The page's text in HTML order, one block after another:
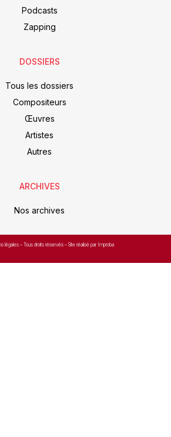
Podcasts
Zapping
DOSSIERS
Tous les dossiers
Compositeurs
Œuvres
Artistes
Autres
ARCHIVES
Nos archives
légales – Tous droits réservés – Site réalisé par Improba